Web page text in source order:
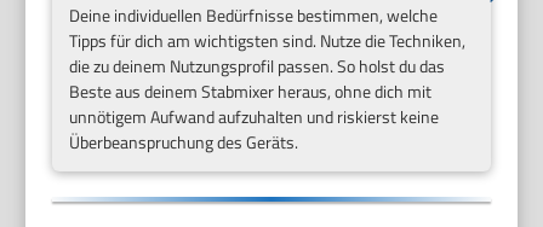
Deine individuellen Bedürfnisse bestimmen, welche
Tipps für dich am wichtigsten sind. Nutze die Techniken,
die zu deinem Nutzungsprofil passen. So holst du das
Beste aus deinem Stabmixer heraus, ohne dich mit
unnötigem Aufwand aufzuhalten und riskierst keine
Überbeanspruchung des Geräts.